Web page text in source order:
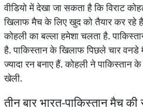
वीडियो में देखा जा सकता है कि विराट
खिलाफ मैच के लिए खुद को तैयार कर रहे
कोहली का बल्ला हमेशा चलता है.
है. पाकिस्तान के खिलाफ पिछले चार वनडे
ज्यादा रन बनाए हैं. कोहली ने पाकिस्तान
खेली.
तीन बार भारत-पाकिस्तान मैच की